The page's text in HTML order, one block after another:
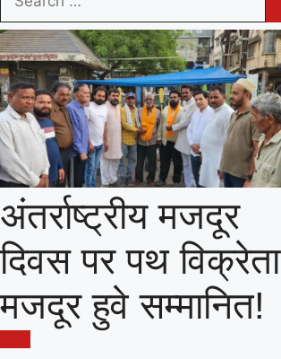
for:
अंतर्राष्ट्रीय मजदूर
दिवस पर पथ विक्रेता
मजदूर हुवे सम्मानित!